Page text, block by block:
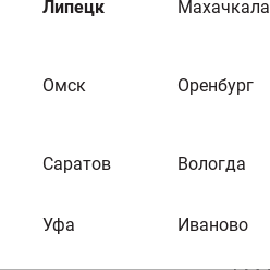
Липецк Махачкала
Омск Оренбург
Саратов Вологда
Уфа Иваново
Сортировка: Популярные
доставка